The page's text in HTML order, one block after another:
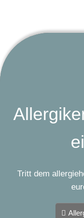
Tritt dem